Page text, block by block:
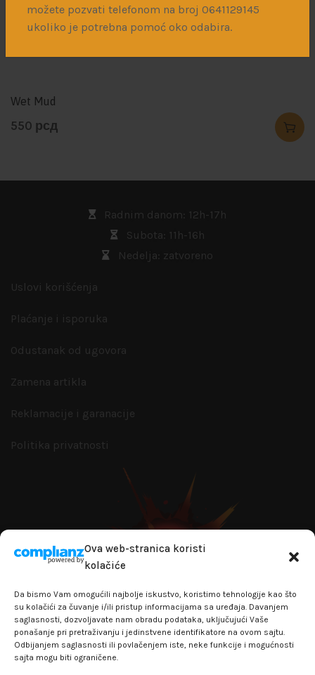
možete pozvati telefonom na broj 0641129145
ukoliko je potrebna pomoć oko odabira.
Ova web-stranica koristi
kolačiće
Da bismo Vam omogućili najbolje iskustvo, koristimo tehnologije kao što
su kolačići za čuvanje i/ili pristup informacijama sa uređaja. Davanjem
saglasnosti, dozvoljavate nam obradu podataka, uključujući Vaše
ponašanje pri pretraživanju i jedinstvene identifikatore na ovom sajtu.
Odbijanjem saglasnosti ili povlačenjem iste, neke funkcije i mogućnosti
sajta mogu biti ograničene.
Povezani proizvodi
Wet Mud
550 рсд
Radnim danom: 12h-17h
Subota: 11h-16h
Nedelja: zatvoreno
Uslovi korišćenja
Plaćanje i isporuka
Odustanak od ugovora
Zamena artikla
Reklamacije i garanacije
Politika privatnosti